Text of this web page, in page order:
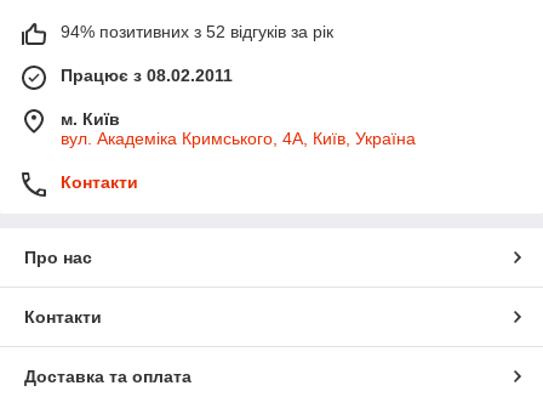
94% позитивних з 52 відгуків за рік
Працює з 08.02.2011
м. Київ
вул. Академіка Кримського, 4А, Київ, Україна
Контакти
Про нас
Контакти
Доставка та оплата